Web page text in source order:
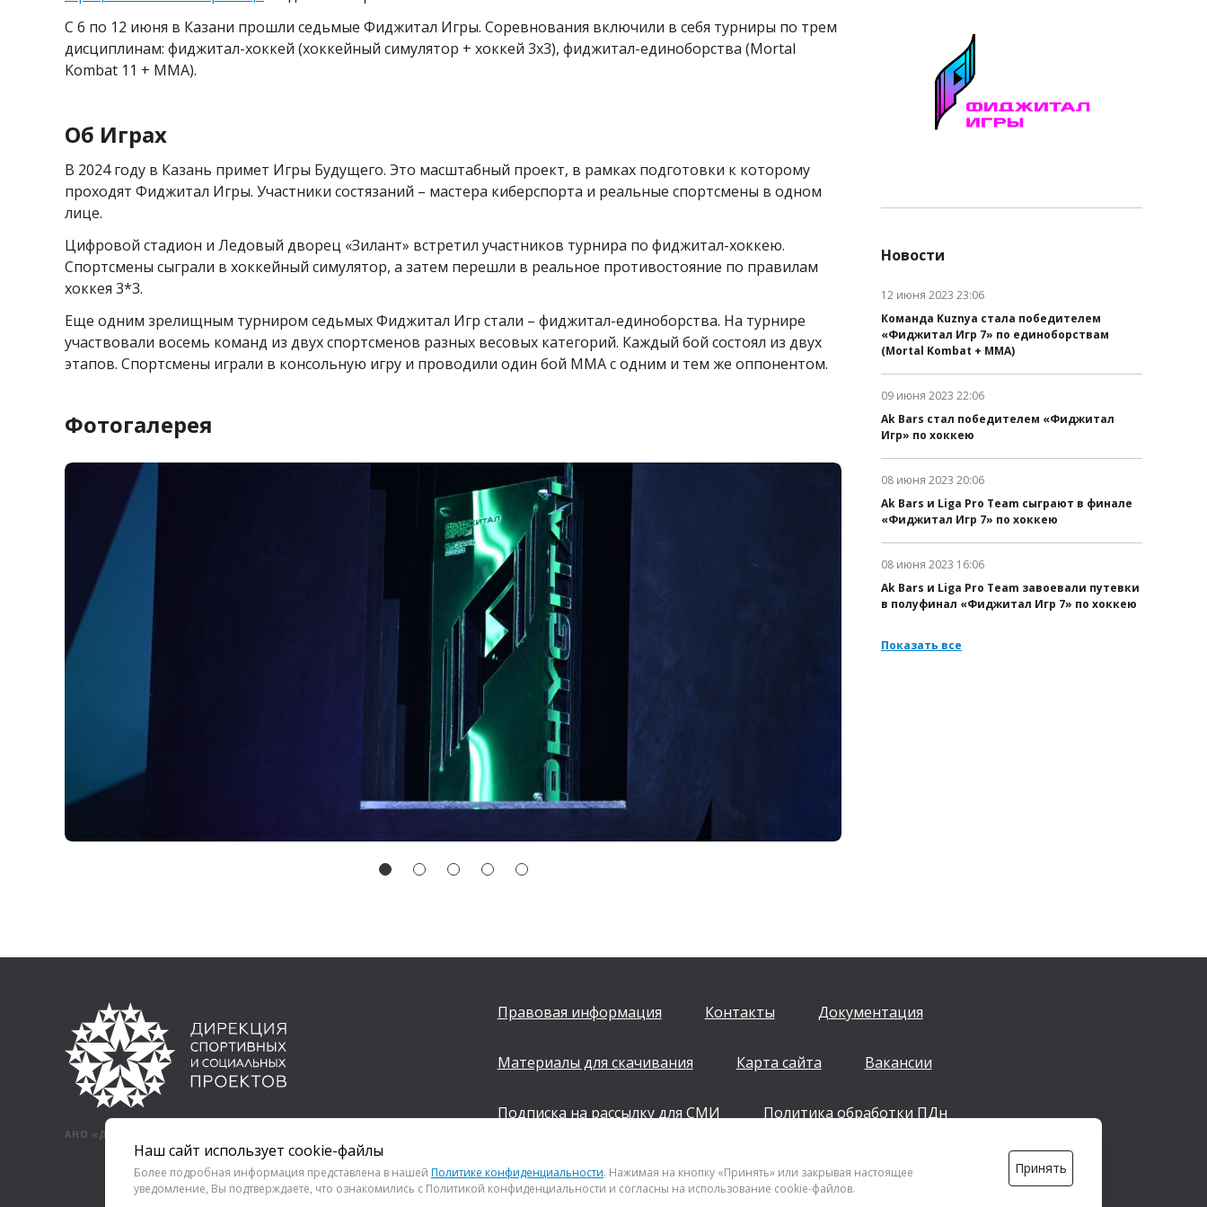
С 6 по 12 июня в Казани прошли седьмые Фиджитал Игры. Соревнования включили в себя турниры по трем
дисциплинам: фиджитал-хоккей (хоккейный симулятор + хоккей 3х3), фиджитал-единоборства (Mortal
Kombat 11 + MMA).
Об Играх
В 2024 году в Казань примет Игры Будущего. Это масштабный проект, в рамках подготовки к которому
проходят Фиджитал Игры. Участники состязаний – мастера киберспорта и реальные спортсмены в одном
лице.
Цифровой стадион и Ледовый дворец «Зилант» встретил участников турнира по фиджитал-хоккею.
Спортсмены сыграли в хоккейный симулятор, а затем перешли в реальное противостояние по правилам
хоккея 3*3.
Еще одним зрелищным турниром седьмых Фиджитал Игр стали – фиджитал-единоборства. На турнире
участвовали восемь команд из двух спортсменов разных весовых категорий. Каждый бой состоял из двух
этапов. Спортсмены играли в консольную игру и проводили один бой MMA с одним и тем же оппонентом.
Фотогалерея
Новости
12 июня 2023 23:06
Команда Kuznya стала победителем
«Фиджитал Игр 7» по единоборствам
(Mortal Kombat + MMA)
Дата публикации:
09 июня 2023 22:06
Ak Bars стал победителем «Фиджитал
Игр» по хоккею
Дата публикации:
08 июня 2023 20:06
Ak Bars и Liga Pro Team сыграют в финале
«Фиджитал Игр 7» по хоккею
Дата публикации:
08 июня 2023 16:06
Ak Bars и Liga Pro Team завоевали путевки
в полуфинал «Фиджитал Игр 7» по хоккею
Показать все
АНО «ДИРЕКЦИЯ СПОРТИВНЫХ И СОЦИАЛЬНЫХ ПРОЕКТОВ»
Правовая информация Контакты Документация
Материалы для скачивания Карта сайта Вакансии
Подписка на рассылку для СМИ Политика обработки ПДн
+7 (843) 222 0700 info@dsspkazan.ru
Наш сайт использует cookie-файлы
Более подробная информация представлена в нашей Политике конфиденциальности. Нажимая на кнопку «Принять» или закрывая настоящее
уведомление, Вы подтверждаете, что ознакомились с Политикой конфиденциальности и согласны на использование cookie-файлов.
Принять